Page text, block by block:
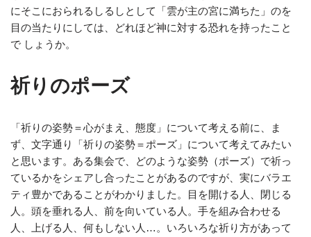
にそこにおられるしるしとして「雲が主の宮に満ちた」のを
目の当たりにしては、どれほど神に対する恐れを持ったこと
で しょうか。
祈りのポーズ
「祈りの姿勢＝心がまえ、態度」について考える前に、ま
ず、文字通り「祈りの姿勢＝ポーズ」について考えてみたい
と思います。ある集会で、どのような姿勢（ポーズ）で祈っ
ているかをシェアし合ったことがあるのですが、実にバラエ
ティ豊かであることがわかりました。目を開ける人、閉じる
人。頭を垂れる人、前を向いている人。手を組み合わせる
人、上げる人、何もしない人…。いろいろな祈り方があって